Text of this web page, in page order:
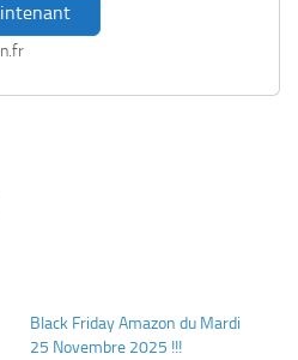
Black Friday Amazon du Mardi
25 Novembre 2025 !!!